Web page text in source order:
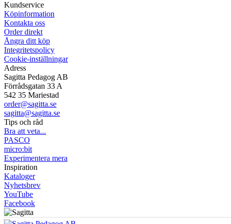
Kundservice
Köpinformation
Kontakta oss
Order direkt
Ångra ditt köp
Integritetspolicy
Cookie-inställningar
Adress
Sagitta Pedagog AB
Förrådsgatan 33 A
542 35 Mariestad
order@sagitta.se
sagitta@sagitta.se
Tips och råd
Bra att veta...
PASCO
micro:bit
Experimentera mera
Inspiration
Kataloger
Nyhetsbrev
YouTube
Facebook